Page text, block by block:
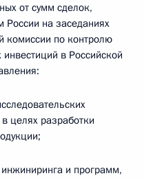
от сумм сделок,
на заседаниях
комиссии по контролю
в Российской
целях разработки
и программ,